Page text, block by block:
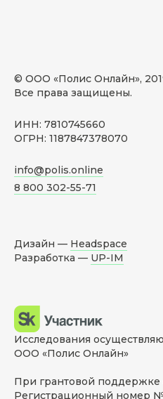
© ООО «Полис Онлайн»,
Все права защищены.
ИНН: 7810745660
ОГРН: 1187847378070
info@polis.online
8 800 302-55-71
Дизайн — Headspace
Разработка — UP-IM
Исследования
ООО «Полис Онлайн»
При грантовой поддержке
Регистрационный номер